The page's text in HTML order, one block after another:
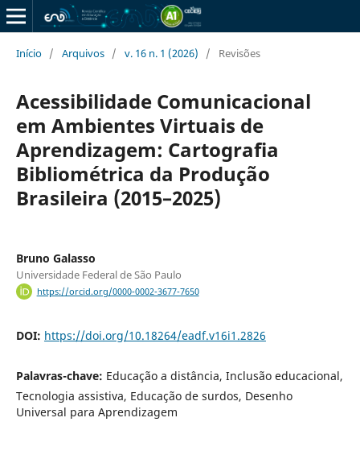
Início / Arquivos / v. 16 n. 1 (2026) / Revisões
Acessibilidade Comunicacional
em Ambientes Virtuais de
Aprendizagem: Cartografia
Bibliométrica da Produção
Brasileira (2015–2025)
Bruno Galasso
Universidade Federal de São Paulo
https://orcid.org/0000-0002-3677-7650
DOI: https://doi.org/10.18264/eadf.v16i1.2826
Palavras-chave: Educação a distância, Inclusão educacional,
Tecnologia assistiva, Educação de surdos, Desenho
Universal para Aprendizagem